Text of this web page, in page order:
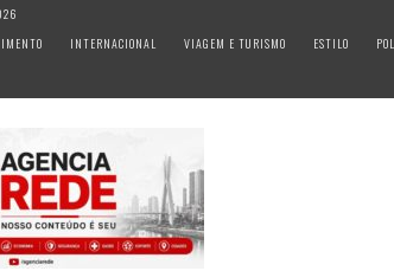
INTERNACIONAL VIAGEM E TURISMO ESTILO